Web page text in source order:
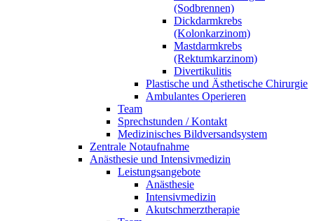
(Sodbrennen)
Dickdarmkrebs
(Kolonkarzinom)
Mastdarmkrebs
(Rektumkarzinom)
Divertikulitis
Plastische und Ästhetische Chirurgie
Ambulantes Operieren
Team
Sprechstunden / Kontakt
Medizinisches Bildversandsystem
Zentrale Notaufnahme
Anästhesie und Intensivmedizin
Leistungsangebote
Anästhesie
Intensivmedizin
Akutschmerztherapie